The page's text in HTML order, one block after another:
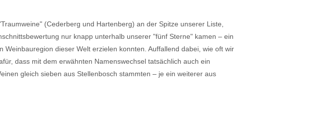
(Cederberg und Hartenberg) an der Spitze unserer Liste,
nur knapp unterhalb unserer "fünf Sterne" kamen – ein
dieser Welt erzielen konnten. Auffallend dabei, wie oft wir
dass mit dem erwähnten Namenswechsel tatsächlich auch ein
gleich sieben aus Stellenbosch stammten – je ein weiterer aus